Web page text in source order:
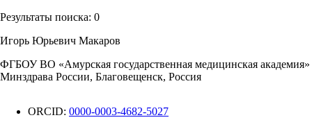
Результаты поиска: 0
Игорь Юрьевич Макаров
ФГБОУ ВО «Амурская государственная медицинская академия»
Минздрава России, Благовещенск, Россия
ORCID: 0000-0003-4682-5027